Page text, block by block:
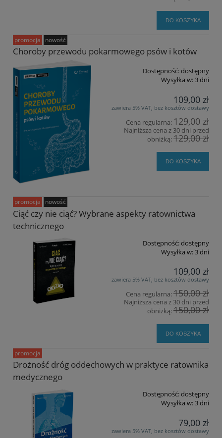
DO KOSZYKA
Choroby przewodu pokarmowego psów i kotów
Dostępność:dostępny
Wysyłka w:3 dni
109,00 zł
zawiera 5% VAT, bez kosztów dostawy
Cena regularna:129,00 zł
Najniższa cena z 30 dni przed
obniżką:129,00 zł
DO KOSZYKA
promocja nowość
Ciąć czy nie ciąć? Wybrane aspekty ratownictwa
technicznego
Dostępność:dostępny
Wysyłka w:3 dni
109,00 zł
zawiera 5% VAT, bez kosztów dostawy
Cena regularna:150,00 zł
Najniższa cena z 30 dni przed
obniżką:150,00 zł
DO KOSZYKA
promocja nowość
Drożność dróg oddechowych w praktyce ratownika
medycznego
Dostępność:dostępny
Wysyłka w:3 dni
79,00 zł
zawiera 5% VAT, bez kosztów dostawy
promocja